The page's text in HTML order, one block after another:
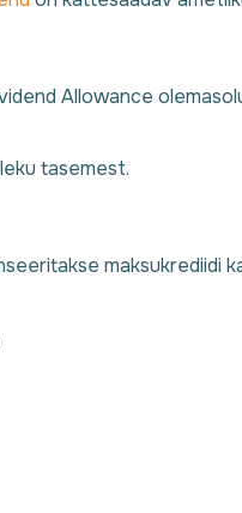
Allowance
tasemest.
maksukrediidi